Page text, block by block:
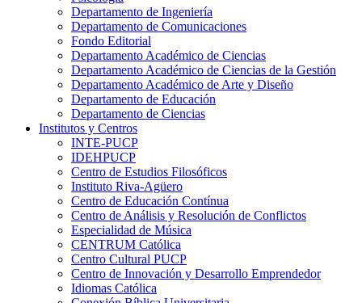
Departamento de Ingeniería
Departamento de Comunicaciones
Fondo Editorial
Departamento Académico de Ciencias
Departamento Académico de Ciencias de la Gestión
Departamento Académico de Arte y Diseño
Departamento de Educación
Departamento de Ciencias
Institutos y Centros
INTE-PUCP
IDEHPUCP
Centro de Estudios Filosóficos
Instituto Riva-Agüero
Centro de Educación Contínua
Centro de Análisis y Resolución de Conflictos
Especialidad de Música
CENTRUM Católica
Centro Cultural PUCP
Centro de Innovación y Desarrollo Emprendedor
Idiomas Católica